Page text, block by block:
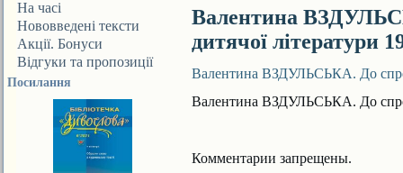
На часі
Нововведені тексти
Акції. Бонуси
Відгуки та пропозиції
Посилання
Валентина
дитячої літератури
Валентина ВЗДУЛЬСЬКА. До
Валентина ВЗДУЛЬСЬКА. До
Комментарии запрещены.